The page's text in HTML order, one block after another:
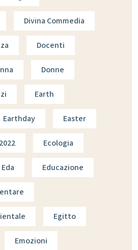
Divina Commedia
Docenti
Donne
Earth
Earthday Easter
Ecologia
Eda Educazione
Egitto
Emozioni